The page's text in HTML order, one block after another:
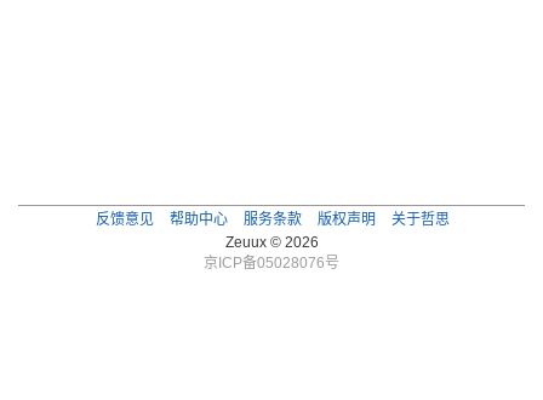
反馈意见 帮助中心 服务条款 版权声明
关于哲思
Zeuux © 2026
京ICP备05028076号